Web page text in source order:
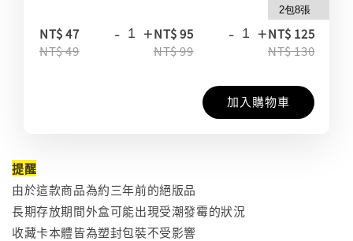
NT$ 47
NT$ 49
- +NT$ 95
NT$ 99
- +NT$ 125
NT$ 130
加入購物車
提醒
由於這款商品為約三年前的絕版品
長期存放期間外盒可能出現受潮發霉的狀況
收藏卡本體皆為塑封包裝不受影響